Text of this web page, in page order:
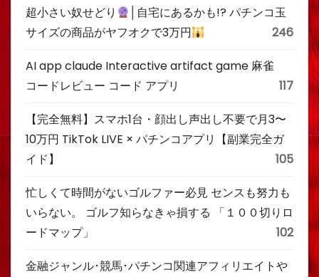
超小さい奴せどり
│自宅にあるかも!? パチンコ玉
サイズの商品がヤフオクで3万円
246
AI app claude Interactive artifact game 麻雀
コードレビュー コード アプリ
117
【完全無料】スマホ1台・顔出し声出し不要で月3〜
10万円 TikTok LIVE × パチンコアプリ【副業完全ガ
イド】
105
忙しくて時間がないゴルファー必見 センスも努力も
いらない。 ゴルフ知らなきゃ損する 「１００切りロ
ードマップ」
102
金融ジャンル･競馬･パチンコ関連アフィリエイトや